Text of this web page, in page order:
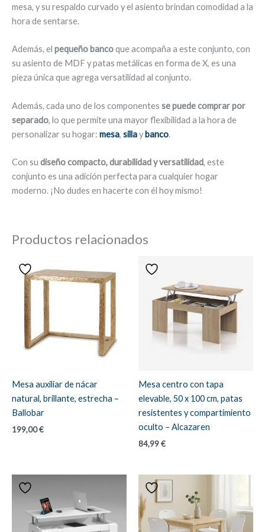
mesa, y su respaldo curvado y el asiento brindan comodidad a la
hora de sentarse.
Además, el pequeño bancoque acompaña a este conjunto, con
su asiento de MDF y patas metálicas en forma de X, es una
pieza única que agrega versatilidad al conjunto.
Además, cada uno de los componentes se puede comprar por
separado, lo que permite una mayor flexibilidad a la hora de
personalizar su hogar: mesa, sillaybanco.
Con su diseño compacto, durabilidad y versatilidad, este
conjunto es una adición perfecta para cualquier hogar
moderno. ¡No dudes en hacerte con él hoy mismo!
Productos relacionados
Mesa auxiliar de nácar
natural, brillante, estrecha –
Ballobar
199,00€
Mesa centro con tapa
elevable, 50 x 100 cm, patas
resistentes y compartimiento
oculto – Alcazaren
84,99€